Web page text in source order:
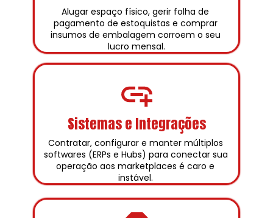
Sistemas e Integrações
Alugar espaço físico, gerir folha de
pagamento de estoquistas e comprar
insumos de embalagem corroem o seu
lucro mensal.
Contratar, configurar e manter múltiplos
softwares (ERPs e Hubs) para conectar sua
operação aos marketplaces é caro e
instável.